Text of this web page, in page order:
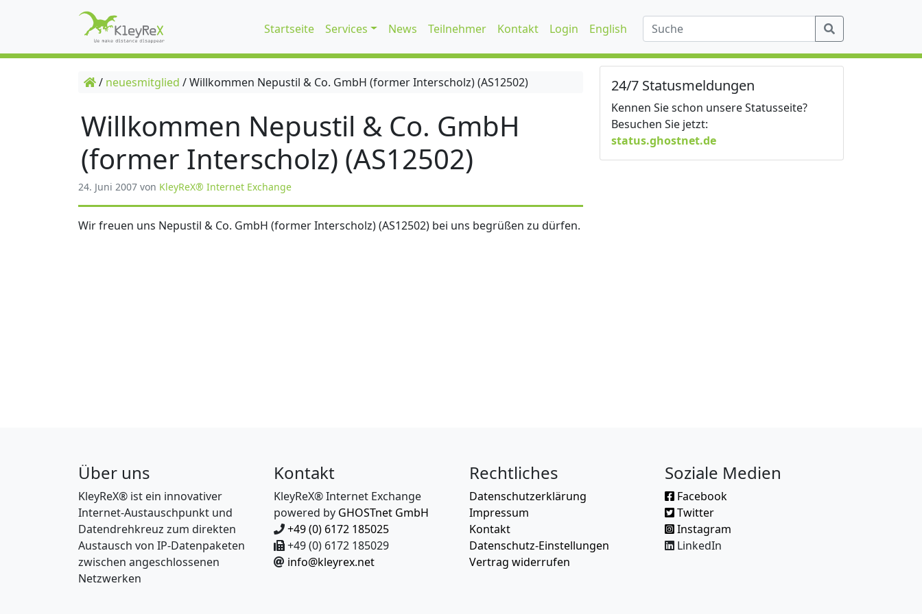
Startseite Services News Teilnehmer Kontakt Login English
/ neuesmitglied /Willkommen Nepustil & Co. GmbH (former Interscholz) (AS12502)
Willkommen Nepustil & Co. GmbH
(former Interscholz) (AS12502)
24. Juni 2007 von KleyReX® Internet Exchange
Wir freuen uns Nepustil & Co. GmbH (former Interscholz) (AS12502) bei uns begrüßen zu dürfen.
24/7 Statusmeldungen
Kennen Sie schon unsere Statusseite?
Besuchen Sie jetzt:
status.ghostnet.de
Über uns
KleyReX® ist ein innovativer
Internet-Austauschpunkt und
Datendrehkreuz zum direkten
Austausch von IP-Datenpaketen
zwischen angeschlossenen
Netzwerken
Kontakt
KleyReX® Internet Exchange
powered by GHOSTnet GmbH
+49 (0) 6172 185025
+49 (0) 6172 185029
info@kleyrex.net
Rechtliches
Datenschutzerklärung
Impressum
Kontakt
Datenschutz-Einstellungen
Vertrag widerrufen
Soziale Medien
Facebook
Twitter
Instagram
LinkedIn